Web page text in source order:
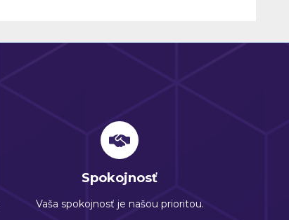
Spokojnosť
Vaša spokojnosť je našou prioritou.